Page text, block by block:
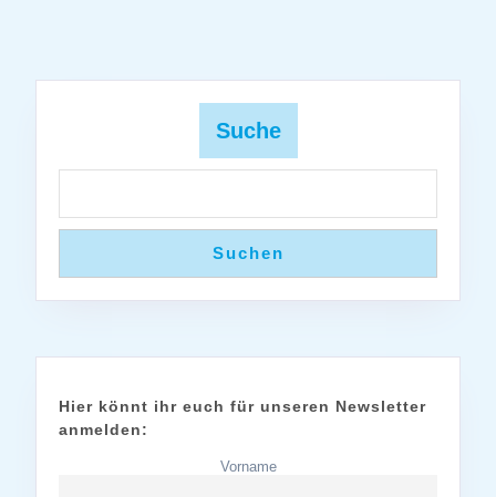
Suche
Suchen
Hier könnt ihr euch für unseren Newsletter
anmelden:
Vorname